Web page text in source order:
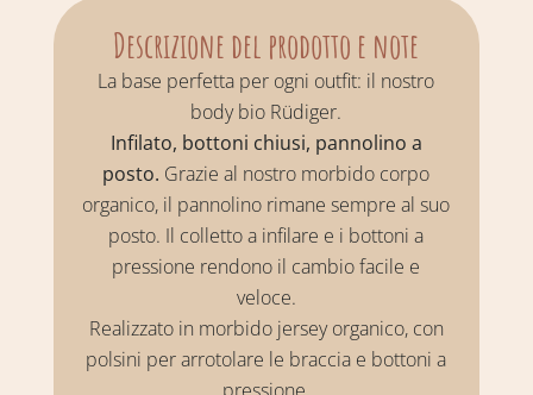
Descrizione del prodotto e note
La base perfetta per ogni outfit: il nostro
body bio Rüdiger.
Infilato, bottoni chiusi, pannolino a
posto. Grazie al nostro morbido corpo
organico, il pannolino rimane sempre al suo
posto. Il colletto a infilare e i bottoni a
pressione rendono il cambio facile e
veloce.
Realizzato in morbido jersey organico, con
polsini per arrotolare le braccia e bottoni a